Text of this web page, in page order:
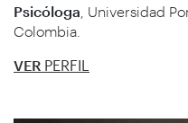
Psicóloga , Universidad
Colombia.
VER PERFIL